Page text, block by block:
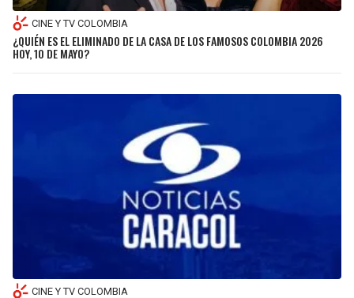
CINE Y TV COLOMBIA
¿QUIÉN ES EL ELIMINADO DE LA CASA DE LOS FAMOSOS COLOMBIA 2026
HOY, 10 DE MAYO?
CINE Y TV COLOMBIA